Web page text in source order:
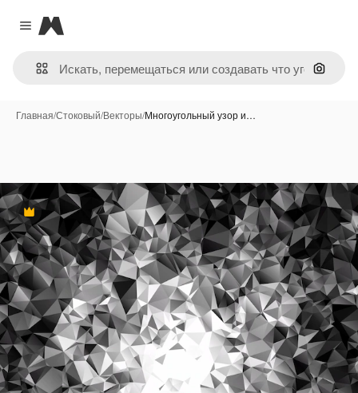
Close menu
Magnific
Поиск
Главная/Стоковый/Векторы/Многоугольный узор и…
Премиум